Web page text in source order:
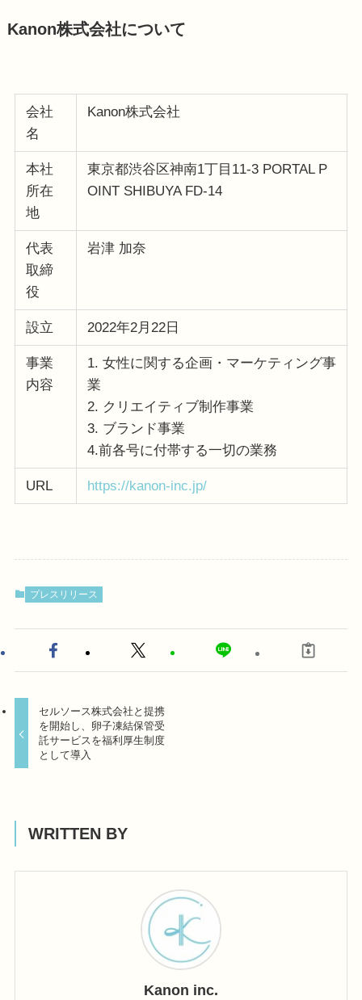
Kanon株式会社について
会社
名
Kanon株式会社
本社
所在
地
東京都渋谷区神南1丁目11-3 PORTAL P
OINT SHIBUYA FD-14
代表
取締
役
岩津 加奈
設立 2022年2月22日
事業
内容
1. 女性に関する企画・マーケティング事
業
2. クリエイティブ制作事業
3. ブランド事業
4.前各号に付帯する一切の業務
URL https://kanon-inc.jp/
プレスリリース
セルソース株式会社と提携
を開始し、卵子凍結保管受
託サービスを福利厚生制度
として導入
WRITTEN BY
Kanon inc.